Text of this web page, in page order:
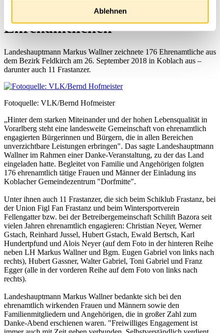
Ablehnen
Land bedankt sich bei
Ehrenamtlichen
Landeshauptmann Markus Wallner zeichnete 176 Ehrenamtliche aus
dem Bezirk Feldkirch am 26. September 2018 in Koblach aus –
darunter auch 11 Frastanzer.
Fotoquelle: VLK/Bernd Hofmeister
„Hinter dem starken Miteinander und der hohen Lebensqualität in
Vorarlberg steht eine landesweite Gemeinschaft von ehrenamtlich
engagierten Bürgerinnen und Bürgern, die in allen Bereichen
unverzichtbare Leistungen erbringen". Das sagte Landeshauptmann
Wallner im Rahmen einer Danke-Veranstaltung, zu der das Land
eingeladen hatte. Begleitet von Familie und Angehörigen folgten
176 ehrenamtlich tätige Frauen und Männer der Einladung ins
Koblacher Gemeindezentrum "Dorfmitte".
Unter ihnen auch 11 Frastanzer, die sich beim Schiklub Frastanz, bei
der Union Figl Fan Frastanz und beim Wintersportverein
Fellengatter bzw. bei der Betreibergemeinschaft Schilift Bazora seit
vielen Jahren ehrenamtlich engagieren: Christian Neyer, Werner
Gstach, Reinhard Jussel, Hubert Gstach, Ewald Bertsch, Karl
Hundertpfund und Alois Neyer (auf dem Foto in der hinteren Reihe
neben LH Markus Wallner und Bgm. Eugen Gabriel von links nach
rechts), Hubert Gassner, Walter Gabriel, Toni Gabriel und Franz
Egger (alle in der vorderen Reihe auf dem Foto von links nach
rechts).
Landeshauptmann Markus Wallner bedankte sich bei den
ehrenamtlich wirkenden Frauen und Männern sowie den
Familienmitgliedern und Angehörigen, die in großer Zahl zum
Danke-Abend erschienen waren. "Freiwilliges Engagement ist